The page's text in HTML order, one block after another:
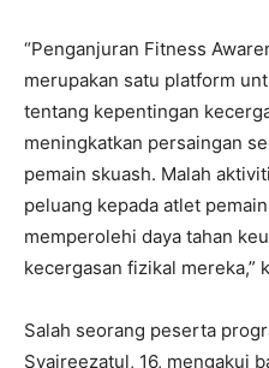
“Penganjuran Fitness
merupakan satu platform
tentang kepentingan
meningkatkan persaingan
pemain skuash. Malah
peluang kepada atlet
memperolehi daya tahan
kecergasan fizikal mereka,”
Salah seorang peserta
Syaireezatul, 16, mengakui